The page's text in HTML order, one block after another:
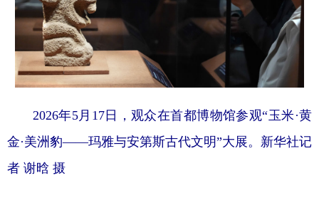
2026年5月17日，观众在首都博物馆参观“玉米·黄
金·美洲豹——玛雅与安第斯古代文明”大展。新华社记
者 谢晗 摄